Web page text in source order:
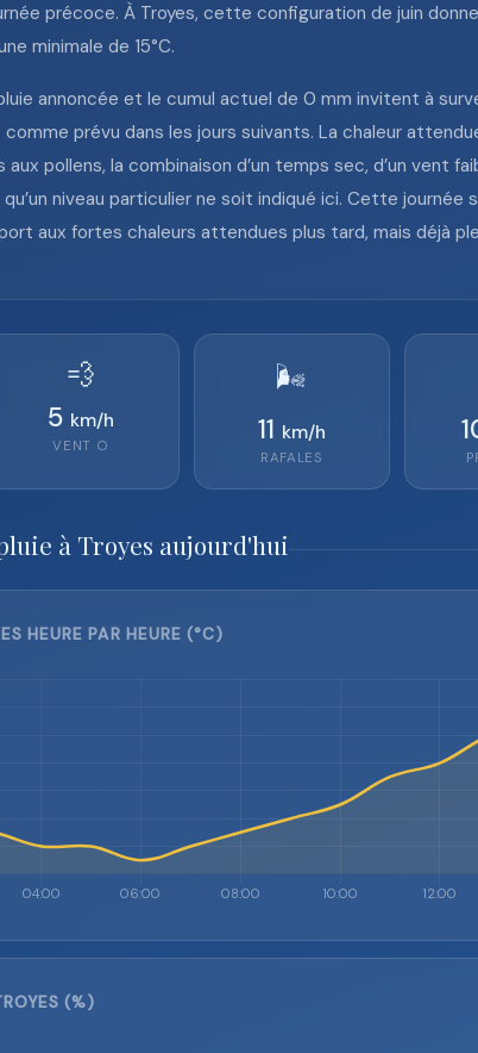
précoce. À Troyes, cette configuration de juin
minimale de 15°C.
annoncée et le cumul actuel de 0 mm invitent à
prévu dans les jours suivants. La chaleur
aux pollens, la combinaison d’un temps sec, d’un vent
niveau particulier ne soit indiqué ici. Cette
aux fortes chaleurs attendues plus tard, mais déjà
💨
5 km/h
VENT O
🌬️
11 km/h
RAFALES
à Troyes aujourd'hui
HEURE PAR HEURE (°C)
(%)